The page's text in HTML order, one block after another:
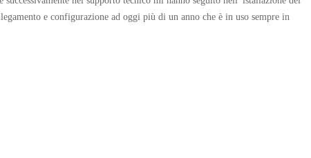
e configurazione ad oggi più di un anno che è in uso sempre in